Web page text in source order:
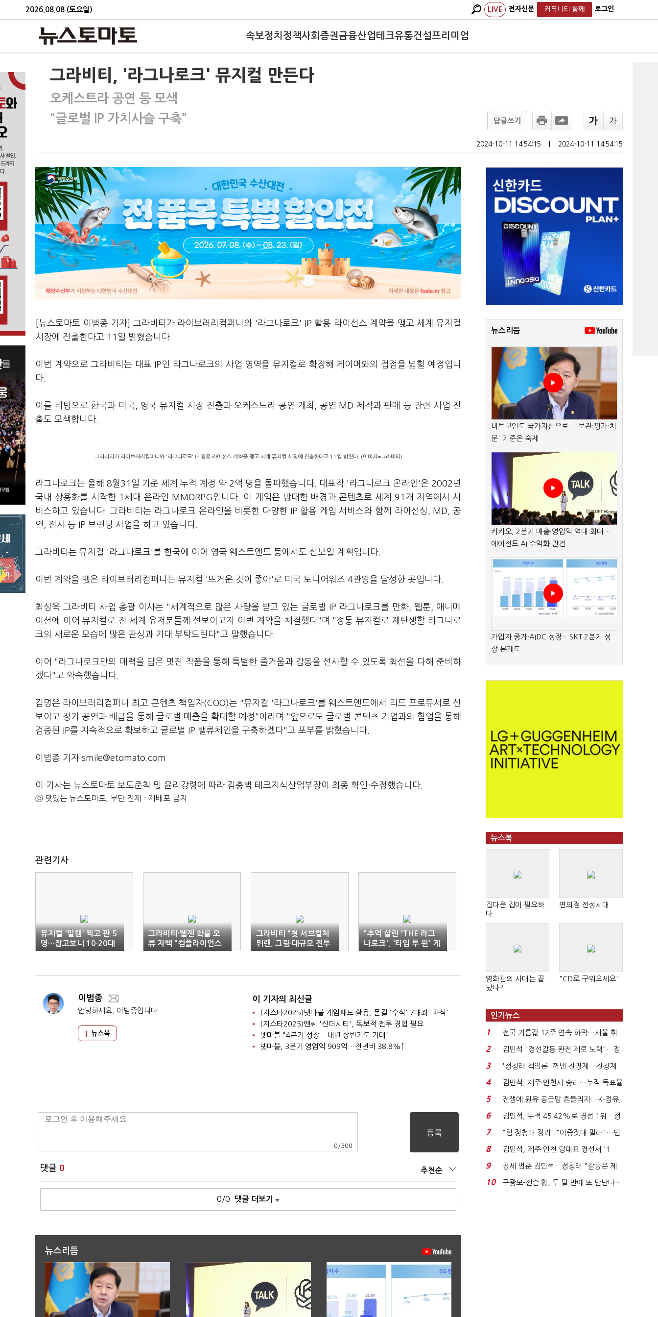
2026.08.08 (토요일) LIVE 전자신문 커뮤니티 함께 로그인
속보정치 정책사회 증권금융산업테크유통건설프리미엄
그라비티, '라그나로크' 뮤지컬 만든다
오케스트라 공연 등 모색
"글로벌 IP 가치사슬 구축"
답글쓰기
2024-10-11 14:54:15 2024-10-11 14:54:15
[뉴스토마토 이범종 기자] 그라비티가 라이브러리컴퍼니와 '라그나로크' IP 활용 라이선스 계약을 맺고 세계 뮤지컬
시장에 진출한다고 11일 밝혔습니다.
이번 계약으로 그라비티는 대표 IP인 라그나로크의 사업 영역을 뮤지컬로 확장해 게이머와의 접점을 넓힐 예정입니
다.
이를 바탕으로 한국과 미국, 영국 뮤지컬 시장 진출과 오케스트라 공연 개최, 공연 MD 제작과 판매 등 관련 사업 진
출도 모색합니다.
그라비티가 라이브러리컴퍼니와 '라그나로크' IP 활용 라이선스 계약을 맺고 세계 뮤지컬 시장에 진출한다고 11일 밝혔다. (이미지=그라비티)
라그나로크는 올해 8월31일 기준 세계 누적 계정 약 2억 명을 돌파했습니다. 대표작 '라그나로크 온라인'은 2002년
국내 상용화를 시작한 1세대 온라인 MMORPG입니다. 이 게임은 방대한 배경과 콘텐츠로 세계 91개 지역에서 서
비스하고 있습니다. 그라비티는 라그나로크 온라인을 비롯한 다양한 IP 활용 게임 서비스와 함께 라이선싱, MD, 공
연, 전시 등 IP 브랜딩 사업을 하고 있습니다.
그라비티는 뮤지컬 '라그나로크'를 한국에 이어 영국 웨스트엔드 등에서도 선보일 계획입니다.
이번 계약을 맺은 라이브러리컴퍼니는 뮤지컬 '뜨거운 것이 좋아'로 미국 토니어워즈 4관왕을 달성한 곳입니다.
최성욱 그라비티 사업 총괄 이사는 "세계적으로 많은 사랑을 받고 있는 글로벌 IP 라그나로크를 만화, 웹툰, 애니메
이션에 이어 뮤지컬로 전 세계 유저분들께 선보이고자 이번 계약을 체결했다"며 "정통 뮤지컬로 재탄생할 라그나로
크의 새로운 모습에 많은 관심과 기대 부탁드린다"고 말했습니다.
이어 "라그나로크만의 매력을 담은 멋진 작품을 통해 특별한 즐거움과 감동을 선사할 수 있도록 최선을 다해 준비하
겠다"고 약속했습니다.
김명은 라이브러리컴퍼니 최고 콘텐츠 책임자(COO)는 "뮤지컬 '라그나로크'를 웨스트엔드에서 리드 프로듀서로 선
보이고 장기 공연과 배급을 통해 글로벌 매출을 확대할 예정"이라며 "앞으로도 글로벌 콘텐츠 기업과의 협업을 통해
검증된 IP를 지속적으로 확보하고 글로벌 IP 밸류체인을 구축하겠다"고 포부를 밝혔습니다.
이범종 기자 smile@etomato.com
이 기사는 뉴스토마토 보도준칙 및 윤리강령에 따라 김충범 테크지식산업부장이 최종 확인·수정했습니다.
ⓒ 맛있는 뉴스토마토, 무단 전재 - 재배포 금지
관련기사
뮤지컬 '밀캠' 찍고 판 5
명…잡고보니 10·20대
그라비티·웹젠 확률 오
류 자백 "컴플라이언스
시험대"
그라비티 "첫 서브컬처
뮈렌, 그림·대규모 전투
로 차별화"
"추억 살린 'THE 라그
나로크', '타임 투 윈' 게
임"
이범종
안녕하세요, 이범종입니다.
뉴스북
이 기자의 최신글
(지스타2025)넷마블 게임패드 활용, 몬길 '수석' 7대죄 '차석'
(지스타2025)엔씨 '신더시티', 독보적 전투 경험 필요
넷마블 "4분기 성장…내년 상반기도 기대"
넷마블, 3분기 영업익 909억…전년비 38.8%↑
0 /300
댓글 0 추천순
0/0 댓글 더보기
뉴스리듬
뉴스리듬
비트코인도 국가자산으로…'보관·평가·처
분' 기준은 숙제
카카오, 2분기 매출·영업익 역대 최대…
에이전트 AI 수익화 관건
가입자 증가·AIDC 성장…SKT 2분기 성
장 본궤도
뉴스북
집다운 집이 필요하
다
편의점 전성시대
영화관의 시대는 끝
났다?
"CD로 구워오세요"
인기뉴스
1
전국 기름값 12주 연속 하락…서울 휘
발윳값 1909원...
2
김민석 "경선갈등 완전 제로 노력"…정
청래 "반명 공세 사...
3
'정청래 책임론' 꺼낸 친명계…친청계
는 추가투표 때리기...
4
김민석, 제주·인천서 승리…누적 득표율
'1위 탈환'(종합)...
5
전쟁에 원유 공급망 흔들리자…K-정유,
에너지안보 핵심...
6
김민석, 누적 45.42%로 경선 1위…정
청래와 격차 0.86%p(...
7
"팀 정청래 정리" "이중잣대 말라"…민
주 최고위원 계파 다...
8
김민석, 제주·인천 당대표 경선서 '1
위'(1보)...
9
공세 멈춘 김민석…정청래 "갈등은 제
가 수습"
10
구광모-젠슨 황, 두 달 만에 또 만난다…